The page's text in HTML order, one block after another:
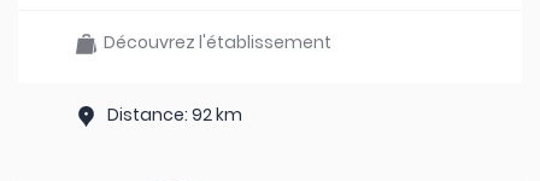
Découvrez l'établissement
Distance: 92 km